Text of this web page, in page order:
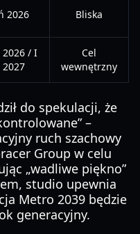
2026 Bliska
2026 / I
2027
Cel
wewnętrzny
do spekulacji, że
–
ruch szachowy
Group w celu
„wadliwe piękno”
studio upewnia
Metro 2039 będzie
generacyjny.